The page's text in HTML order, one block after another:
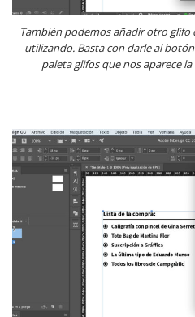
También podemos añadir otro
utilizando. Basta con darle al
paleta glifos que nos aparece